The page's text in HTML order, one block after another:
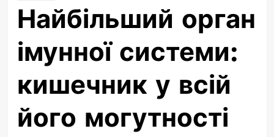
Найбільший орган
імунної системи:
кишечник у всій
його могутності